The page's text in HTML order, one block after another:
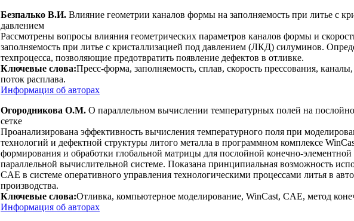
Безпалько В.И. Влияние геометрии каналов формы на заполняемость при литье с
давлением
Рассмотрены вопросы влияния геометрических параметров каналов формы и
заполняемость при литье с кристаллизацией под давлением (ЛКД) силуминов.
техпроцесса, позволяющие предотвратить появление дефектов в отливке.
Ключевые слова:Пресс-форма, заполняемость, сплав, скорость прессования,
поток расплава.
Информация об авторах
Огородникова О.М. О параллельном вычислении температурных полей на
сетке
Проанализирована эффективность вычисления температурного поля при
технологий и дефектной структуры литого металла в программном комплексе
формирования и обработки глобальной матрицы для послойной конечно-
параллельной вычислительной системе. Показана принципиальная возможность
CAE в системе оперативного управления технологическими процессами литья в
производства.
Ключевые слова:Отливка, компьютерное моделирование, WinCast, CAE, метод
Информация об авторах